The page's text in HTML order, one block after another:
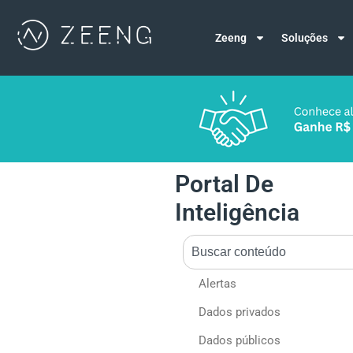
Zeeng Soluções
Portal De
Inteligência
Alertas
Dados privados
Dados públicos